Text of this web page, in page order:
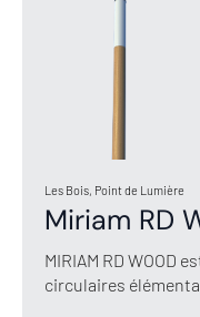
Les Bois, Point de Lumière
Miriam RD
MIRIAM RD WOOD
circulaires